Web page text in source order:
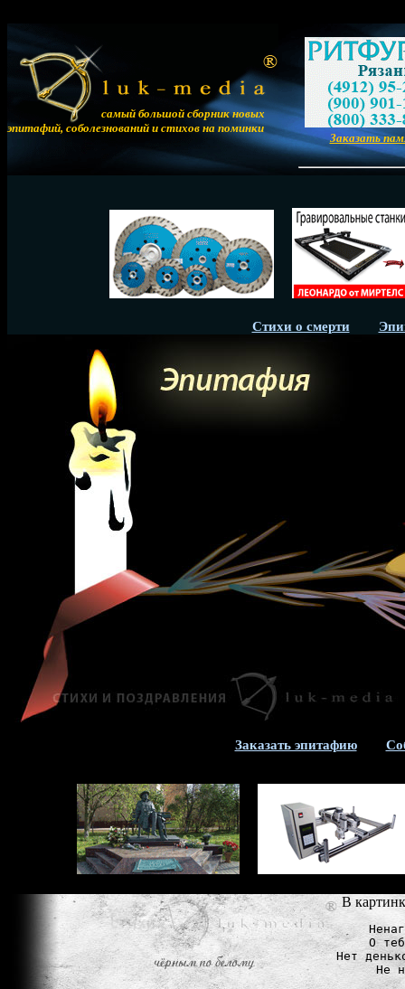
самый большой сборник новых
эпитафий, соболезнований и стихов на поминки
Заказать
Стихи о смерти
Заказать эпитафию
В
О
Нет
Не